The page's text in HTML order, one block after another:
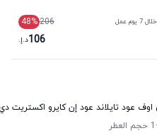
عمل 206
48%
106د.إ.
عود تايلاند عود إن كايرو اكستريت
حجم العطر